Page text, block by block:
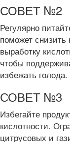
СОВЕТ №2
Регулярно
поможет снизить
выработку
чтобы
избежать голода.
СОВЕТ №3
Избегайте
кислотности.
цитрусовых и